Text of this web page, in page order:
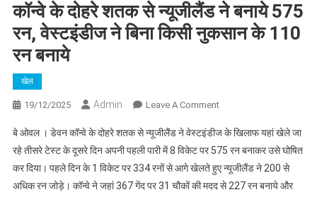
कॉन्वे के दोहरे शतक से न्यूजीलैंड ने बनाये 575
रन, वेस्टइंडीज ने बिना किसी नुकसान के 110
रन बनाये
खेल
19/12/2025 Admin Leave A CommentOn
के
दोहरे
शतक
से
बे ओवल । डेवन कॉन्वे के दोहरे शतक से न्यूजीलैंड ने वेस्टइंडीज के खिलाफ यहां खेले जा
रहे तीसरे टेस्ट के दूसरे दिन अपनी पहली पारी में 8 विकेट पर 575 रन बनाकर उसे घोषित
कर दिया। पहले दिन के 1 विकेट पर 334 रनों से आगे खेलते हुए न्यूजीलैंड ने 200 से
अधिक रन जोड़े। कॉन्वे ने जहां 367 गेंद पर 31 चौकों की मदद से 227 रन बनाये और